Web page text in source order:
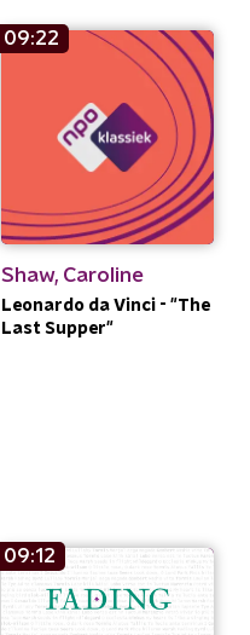
09:22
Shaw, Caroline
Leonardo da Vinci - "The
Last Supper"
09:12